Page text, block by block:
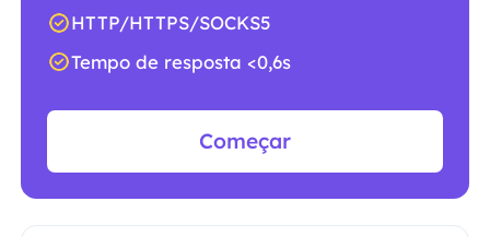
HTTP/HTTPS/SOCKS5
Tempo de resposta <0,6s
Começar